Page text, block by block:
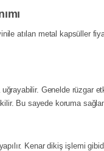
atılan metal kapsüller
Genelde
Bu sayede koruma
Kenar dikiş işlemi